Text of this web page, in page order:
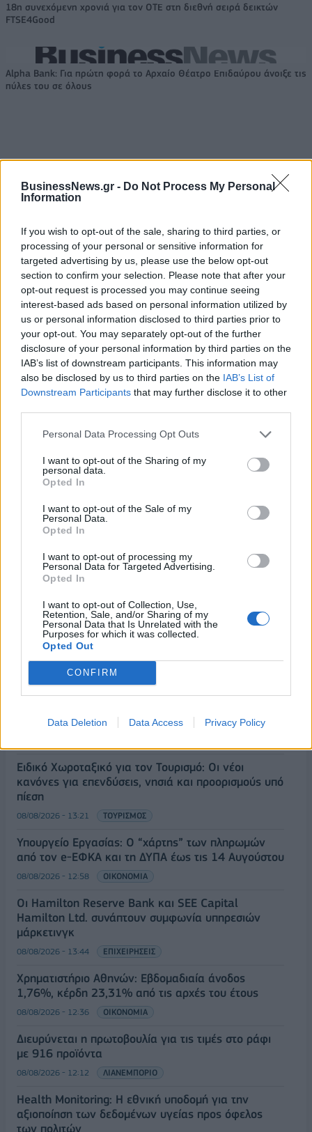
BusinessNews.gr - Do Not Process My Personal
Information
If you wish to opt-out of the sale, sharing to third parties, or
processing of your personal or sensitive information for
targeted advertising by us, please use the below opt-out
section to confirm your selection. Please note that after your
opt-out request is processed you may continue seeing
interest-based ads based on personal information utilized by
us or personal information disclosed to third parties prior to
your opt-out. You may separately opt-out of the further
disclosure of your personal information by third parties on the
IAB’s list of downstream participants. This information may
also be disclosed by us to third parties on the IAB’s List of
Downstream Participants that may further disclose it to other
Personal Data Processing Opt Outs
I want to opt-out of the Sharing of my
personal data.
Opted In
I want to opt-out of the Sale of my
Personal Data.
Opted In
I want to opt-out of processing my
Personal Data for Targeted Advertising.
Opted In
I want to opt-out of Collection, Use,
Retention, Sale, and/or Sharing of my
Personal Data that Is Unrelated with the
Purposes for which it was collected.
Opted Out
CONFIRM
Data Deletion Data Access Privacy Policy
18η συνεχόμενη χρονιά για τον ΟΤΕ στη διεθνή σειρά δεικτών
FTSE4Good
Alpha Bank: Για πρώτη φορά το Αρχαίο Θέατρο Επιδαύρου άνοιξε τις
πύλες του σε όλους
Έναρξη νέας ψηφιακής
πλατφόρμας για τη
χορήγηση «Βεβαίωσης
Χρηματικών Οφειλών»
10/01/2024 - 12:16
ΓΕΝ: Εγκρίθηκαν Υδάτινα
Πεδία στα Διαπόντια Νησιά
για πτήσεις υδροπλάνων
10/01/2024 - 13:15
ΡΟΗ ΕΙΔΗΣΕΩΝ
Κορυφώνεται η έξοδος του Αυγούστου – Πάνω από
56.000 επιβάτες αναχωρούν σήμερα από τα
λιμάνια της Αττικής
08/08/2026 - 14:30
Δυτική Αττική: Η επόμενη ημέρα μετά τις πυρκαγιές
βροχές
Ειδικό Χωροταξικό για τον Τουρισμό: Οι νέοι
κανόνες για επενδύσεις, νησιά και προορισμούς υπό
πίεση
08/08/2026 - 13:21 ΤΟΥΡΙΣΜΟΣ
Υπουργείο Εργασίας: Ο “χάρτης” των πληρωμών
από τον e-ΕΦΚΑ και τη ΔΥΠΑ έως τις 14 Αυγούστου
08/08/2026 - 12:58 ΟΙΚΟΝΟΜΙΑ
Οι Hamilton Reserve Bank και SEE Capital
Hamilton Ltd. συνάπτουν συμφωνία υπηρεσιών
μάρκετινγκ
08/08/2026 - 13:44 ΕΠΙΧΕΙΡΗΣΕΙΣ
Χρηματιστήριο Αθηνών: Εβδομαδιαία άνοδος
1,76%, κέρδη 23,31% από τις αρχές του έτους
08/08/2026 - 12:36 ΟΙΚΟΝΟΜΙΑ
Διευρύνεται η πρωτοβουλία για τις τιμές στο ράφι
με 916 προϊόντα
08/08/2026 - 12:12 ΛΙΑΝΕΜΠΟΡΙΟ
Health Monitoring: Η εθνική υποδομή για την
αξιοποίηση των δεδομένων υγείας προς όφελος
των πολιτών